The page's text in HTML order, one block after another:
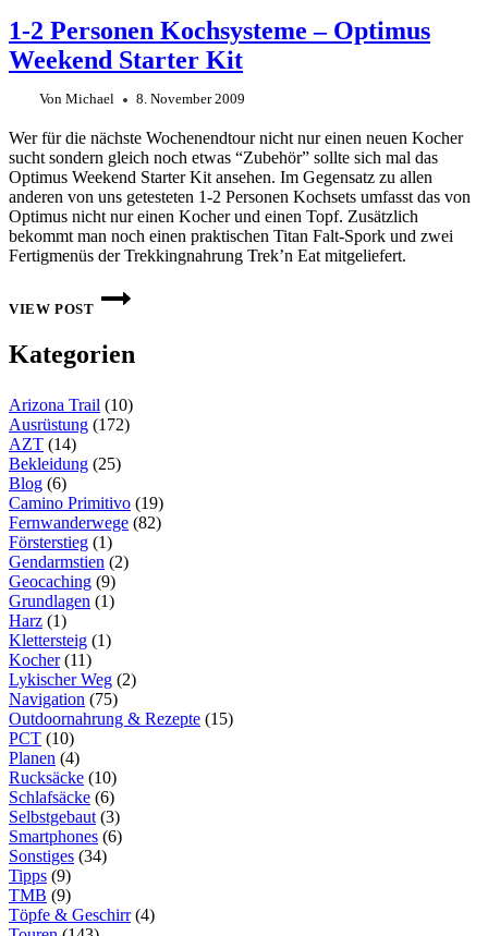
1-2 Personen Kochsysteme – Optimus
Weekend Starter Kit
Von Michael 8. November 2009
Wer für die nächste Wochenendtour nicht nur einen neuen Kocher
sucht sondern gleich noch etwas “Zubehör” sollte sich mal das
Optimus Weekend Starter Kit ansehen. Im Gegensatz zu allen
anderen von uns getesteten 1-2 Personen Kochsets umfasst das von
Optimus nicht nur einen Kocher und einen Topf. Zusätzlich
bekommt man noch einen praktischen Titan Falt-Spork und zwei
Fertigmenüs der Trekkingnahrung Trek’n Eat mitgeliefert.
VIEW POST2
–
STARTER
KIT
Kategorien
Arizona Trail (10)
Ausrüstung (172)
AZT (14)
Bekleidung (25)
Blog (6)
Camino Primitivo (19)
Fernwanderwege (82)
Försterstieg (1)
Gendarmstien (2)
Geocaching (9)
Grundlagen (1)
Harz (1)
Klettersteig (1)
Kocher(11)
Lykischer Weg (2)
Navigation (75)
Outdoornahrung & Rezepte (15)
PCT (10)
Planen (4)
Rucksäcke (10)
Schlafsäcke (6)
Selbstgebaut (3)
Smartphones (6)
Sonstiges (34)
Tipps (9)
TMB (9)
Töpfe & Geschirr(4)